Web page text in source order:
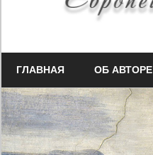
Миф-
Медузы
культуры
ГЛАВНАЯ ОБ АВТОРЕ